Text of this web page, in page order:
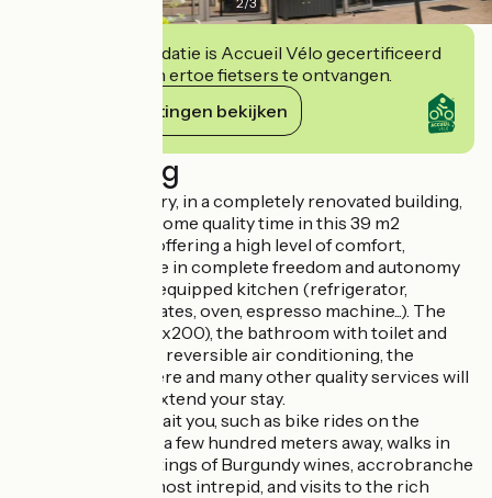
Deze accommodatie is Accueil Vélo gecertificeerd
en verbindt zich ertoe fietsers te ontvangen.
Haar verplichtingen bekijken
Beschrijving
In the heart of Givry, in a completely renovated building,
come and spend some quality time in this 39 m2
furnished studio, offering a high level of comfort,
allowing you to live in complete freedom and autonomy
thanks to its fully equipped kitchen (refrigerator,
dishwasher, hotplates, oven, espresso machine...). The
XXL bedding (180x200), the bathroom with toilet and
Italian shower, the reversible air conditioning, the
general atmosphere and many other quality services will
convince you to extend your stay.
Many activities await you, such as bike rides on the
greenway located a few hundred meters away, walks in
the vineyards, tastings of Burgundy wines, accrobranche
sessions for the most intrepid, and visits to the rich